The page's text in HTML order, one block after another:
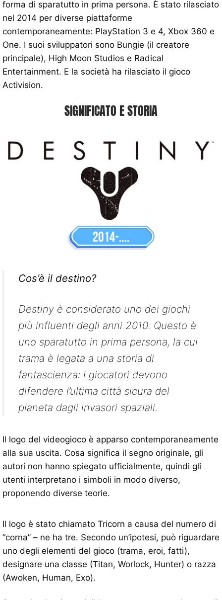
forma di sparatutto in prima persona. È stato rilasciato
nel 2014 per diverse piattaforme
contemporaneamente: PlayStation 3 e 4, Xbox 360 e
One. I suoi sviluppatori sono Bungie (il creatore
principale), High Moon Studios e Radical
Entertainment. E la società ha rilasciato il gioco
Activision.
SIGNIFICATO E STORIA
Cos’è il destino?
Destiny è considerato uno dei giochi
più influenti degli anni 2010. Questo è
uno sparatutto in prima persona, la cui
trama è legata a una storia di
fantascienza: i giocatori devono
difendere l’ultima città sicura del
pianeta dagli invasori spaziali.
Il logo del videogioco è apparso contemporaneamente
alla sua uscita. Cosa significa il segno originale, gli
autori non hanno spiegato ufficialmente, quindi gli
utenti interpretano i simboli in modo diverso,
proponendo diverse teorie.
Il logo è stato chiamato Tricorn a causa del numero di
“corna” – ne ha tre. Secondo un’ipotesi, può riguardare
uno degli elementi del gioco (trama, eroi, fatti),
designare una classe (Titan, Worlock, Hunter) o razza
(Awoken, Human, Exo).